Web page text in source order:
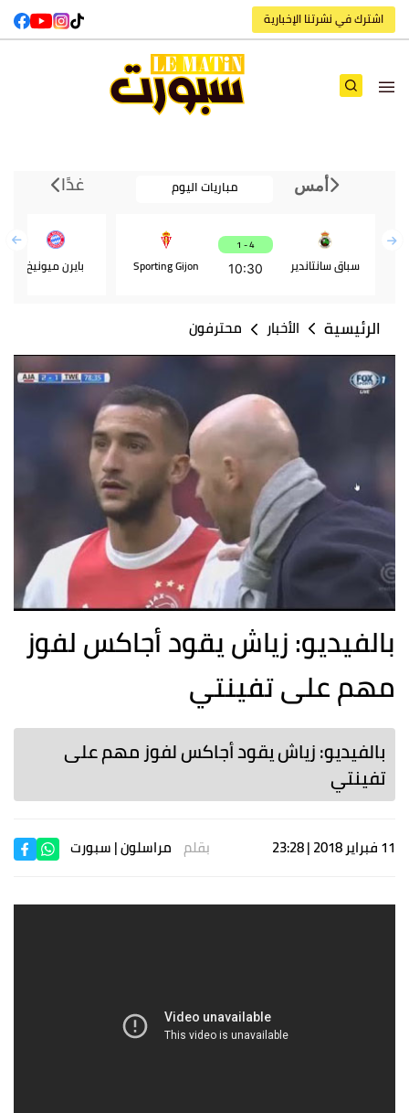
اشترك في نشرتنا الإخبارية
أمس مباريات اليوم غدًا
سباق سانتاندير
4 - 1
10:30
Sporting Gijon بايرن ميونيخ
الرئيسية الأخبار محترفون
بالفيديو: زياش يقود أجاكس لفوز
مهم على تفينتي
بالفيديو: زياش يقود أجاكس لفوز مهم على
تفينتي
11 فبراير 2018 | 23:28 بقلم مراسلون| سبورت